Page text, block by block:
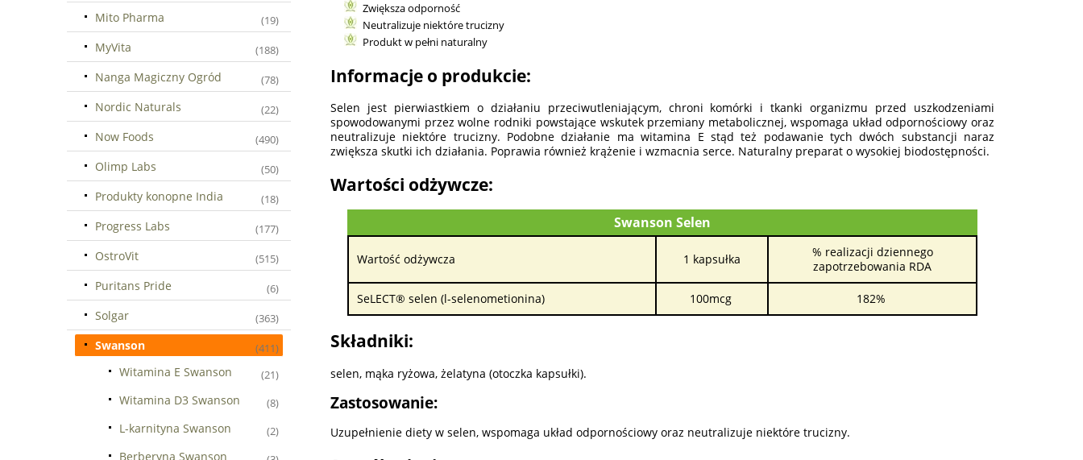
Mito Pharma (19)
MyVita (188)
Nanga Magiczny Ogród (78)
Nordic Naturals (22)
Now Foods (490)
Olimp Labs (50)
Produkty konopne India (18)
Progress Labs (177)
OstroVit (515)
Puritans Pride (6)
Solgar (363)
Swanson (411)
Witamina E Swanson (21)
Witamina D3 Swanson (8)
L-karnityna Swanson (2)
Berberyna Swanson
Zwiększa odporność
Neutralizuje niektóre trucizny
Produkt w pełni naturalny
Informacje o produkcie:
Selen jest pierwiastkiem o działaniu przeciwutleniającym, chroni komórki i tkanki organizmu przed uszkodzeniami
spowodowanymi przez wolne rodniki powstające wskutek przemiany metabolicznej, wspomaga układ odpornościowy oraz
neutralizuje niektóre trucizny. Podobne działanie ma witamina E stąd też podawanie tych dwóch substancji naraz
zwiększa skutki ich działania. Poprawia również krążenie i wzmacnia serce. Naturalny preparat o wysokiej biodostępności.
Wartości odżywcze:
Swanson Selen
Wartość odżywcza 1 kapsułka
% realizacji dziennego
zapotrzebowania RDA
SeLECT® selen (l-selenometionina) 100mcg 182%
Składniki:
selen, mąka ryżowa, żelatyna (otoczka kapsułki).
Zastosowanie:
Uzupełnienie diety w selen, wspomaga układ odpornościowy oraz neutralizuje niektóre trucizny.